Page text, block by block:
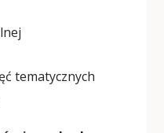
tematycznych